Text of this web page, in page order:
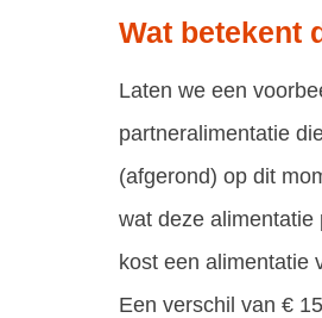
Wat betekent
Laten we een
partneralimentatie
(afgerond) op dit
wat deze alimentatie
kost een alimentatie
Een verschil van €